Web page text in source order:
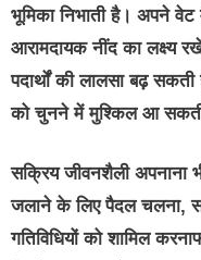
भूमिका निभाती है। अपने
आरामदायक नींद का लक्ष्य
पदार्थों की लालसा बढ़
को चुनने में मुश्किल आ
सक्रिय जीवनशैली अपनाना
जलाने के लिए पैदल चलना,
गतिविधियों को शामिल